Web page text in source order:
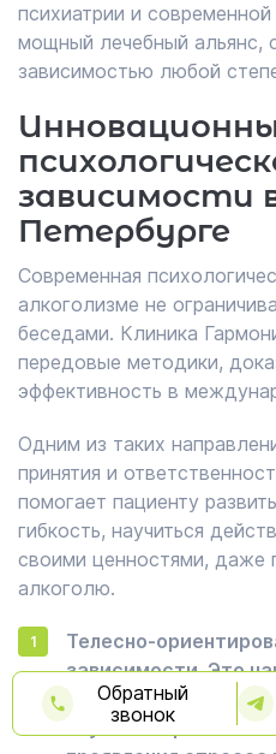
психиатрии и
мощный лечебный альянс,
зависимостью любой
зависимости
Петербурге
Современная
алкоголизме не
беседами. Клиника
передовые методики,
эффективность в
Одним из таких
принятия и
помогает пациенту
гибкость, научиться
своими ценностями, даже
алкоголю.
Телесно-
зависимости. Это
помогает
научиться
Обратный
звонок